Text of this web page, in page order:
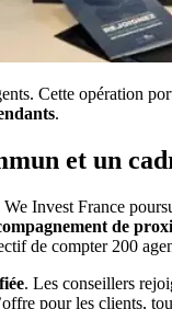
Cette opération
.
et un
Invest France
de
de compter 200
. Les conseillers
pour les clients,